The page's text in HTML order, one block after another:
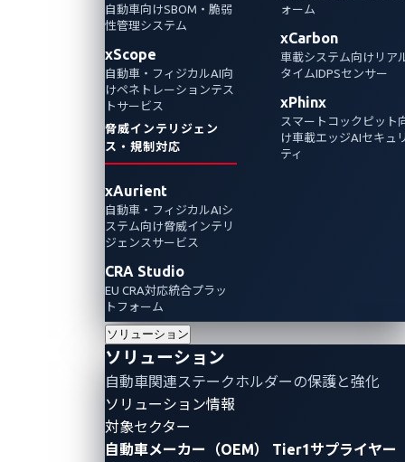
自動車向けSBOM・脆弱
性管理システム
xScope
自動車・フィジカルAI向
けペネトレーションテス
トサービス
脅威インテリジェン
ス・規制対応
xAurient
自動車・フィジカルAIシ
ステム向け脅威インテリ
ジェンスサービス
CRA Studio
EU CRA対応統合プラッ
トフォーム
ォーム
xCarbon
車載システム向けリア
タイムIDPSセンサー
xPhinx
スマートコックピット
け車載エッジAIセキュ
ティ
ソリューション
ソリューション
自動車関連ステークホルダーの保護と強化
ソリューション情報
対象セクター
自動車メーカー（OEM）
Tier1サプライヤー
ションが披露されるCES 2025 にてパートナー
とともに自動車サイバーセキュリティ業界を
リードするソリューションを披露します。
Events
「世界で最もパワフルなハイテクイベント」と呼ば
れ、画期的なテクノロジーとイノベーションが披露さ
。次回のCES 2025では、VicOneはNXPやP3と